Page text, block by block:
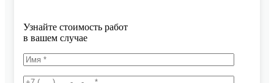
Узнайте стоимость работ
в вашем случае